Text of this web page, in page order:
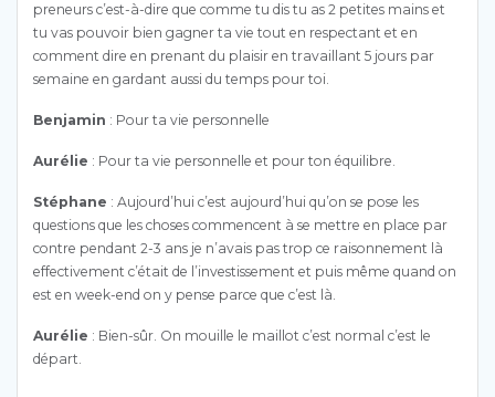
preneurs c’est-à-dire que comme tu dis tu as 2 petites mains et
tu vas pouvoir bien gagner ta vie tout en respectant et en
comment dire en prenant du plaisir en travaillant 5 jours par
semaine en gardant aussi du temps pour toi.
Benjamin : Pour ta vie personnelle
Aurélie : Pour ta vie personnelle et pour ton équilibre.
Stéphane : Aujourd’hui c’est aujourd’hui qu’on se pose les
questions que les choses commencent à se mettre en place par
contre pendant 2-3 ans je n’avais pas trop ce raisonnement là
effectivement c’était de l’investissement et puis même quand on
est en week-end on y pense parce que c’est là.
Aurélie : Bien-sûr. On mouille le maillot c’est normal c’est le
départ.